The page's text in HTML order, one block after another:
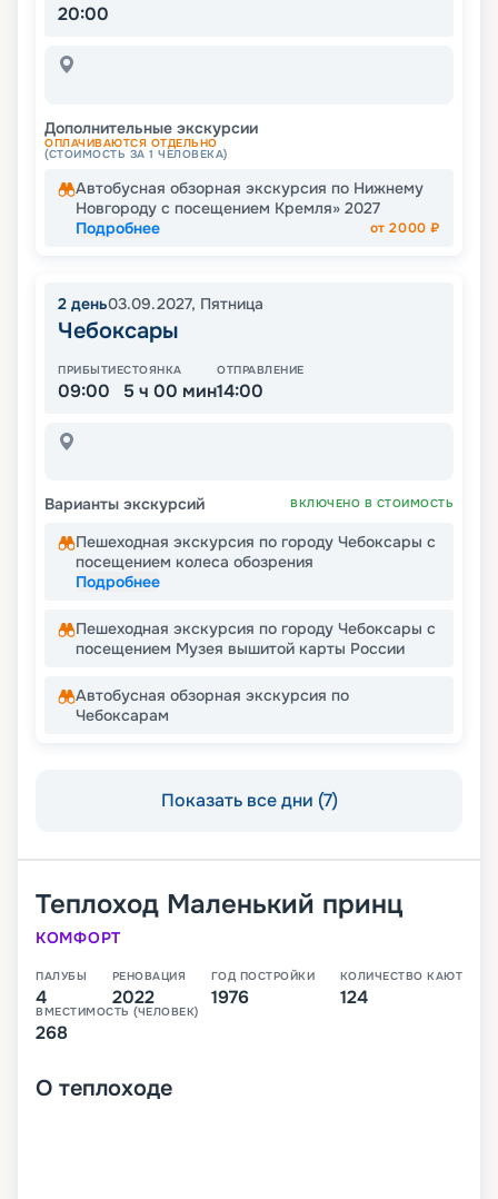
20:00
Дополнительные экскурсии
ОПЛАЧИВАЮТСЯ ОТДЕЛЬНО
(СТОИМОСТЬ ЗА 1 ЧЕЛОВЕКА)
Автобусная обзорная экскурсия по Нижнему
Новгороду с посещением Кремля» 2027
Подробнее
от2000 ₽
2 день03.09.2027, Пятница
Чебоксары
ПРИБЫТИЕ
09:00
СТОЯНКА
5 ч 00 мин
ОТПРАВЛЕНИЕ
14:00
Варианты экскурсий ВКЛЮЧЕНО В СТОИМОСТЬ
Пешеходная экскурсия по городу Чебоксары с
посещением колеса обозрения
Подробнее
Пешеходная экскурсия по городу Чебоксары с
посещением Музея вышитой карты России
Автобусная обзорная экскурсия по
Чебоксарам
Показать все дни (7)
Теплоход Маленький принц
КОМФОРТ
ПАЛУБЫ
4
РЕНОВАЦИЯ
2022
ГОД ПОСТРОЙКИ
1976
КОЛИЧЕСТВО КАЮТ
124
ВМЕСТИМОСТЬ (ЧЕЛОВЕК)
268
О теплоходе